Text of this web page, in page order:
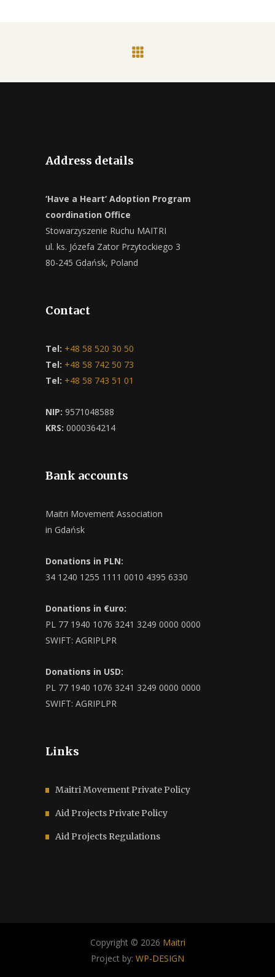
Address details
‘Have a Heart‘ Adoption Program
coordination Office
Stowarzyszenie Ruchu MAITRI
ul. ks. Józefa Zator Przytockiego 3
80-245 Gdańsk, Poland
Contact
Tel: +48 58 520 30 50
Tel: +48 58 742 50 73
Tel: +48 58 743 51 01
NIP: 9571048588
KRS: 0000364214
Bank accounts
Maitri Movement Association
in Gdańsk
Donations in PLN:
34 1240 1255 1111 0010 4395 6330
Donations in €uro:
PL 77 1940 1076 3241 3249 0000 0000
SWIFT: AGRIPLPR
Donations in USD:
PL 77 1940 1076 3241 3249 0000 0000
SWIFT: AGRIPLPR
Links
Maitri Movement Private Policy
Aid Projects Private Policy
Aid Projects Regulations
Copyright © 2026 Maitri
Project by: WP-DESIGN